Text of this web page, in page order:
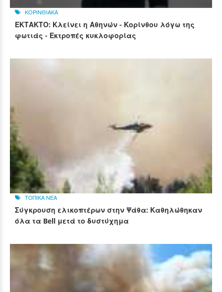
ΚΟΡΙΝΘΙΑΚΑ
ΕΚΤΑΚΤΟ: Κλείνει η Αθηνών - Κορίνθου λόγω της
φωτιάς - Εκτροπές κυκλοφορίας
ΤΟΠΙΚΑ ΝΕΑ
Σύγκρουση ελικοπτέρων στην Ψάθα: Καθηλώθηκαν
όλα τα Bell μετά το δυστύχημα